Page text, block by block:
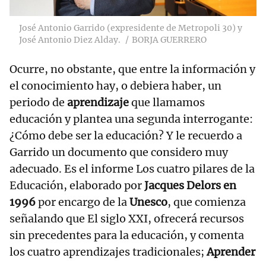
José Antonio Garrido (expresidente de Metropoli 30) y
José Antonio Diez Alday.
BORJA GUERRERO
Ocurre, no obstante, que entre la información y
el conocimiento hay, o debiera haber, un
periodo de aprendizajeque llamamos
educación y plantea una segunda interrogante:
¿Cómo debe ser la educación? Y le recuerdo a
Garrido un documento que considero muy
adecuado. Es el informe Los cuatro pilares de la
Educación, elaborado porJacques Delors en
1996por encargo de laUnesco, que comienza
señalando que El siglo XXI, ofrecerá recursos
sin precedentes para la educación, y comenta
los cuatro aprendizajes tradicionales;Aprender